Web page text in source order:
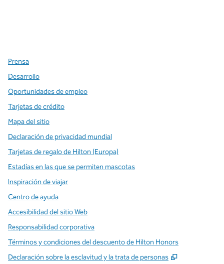
Prensa
Desarrollo
Oportunidades de empleo
Tarjetas de crédito
Mapa del sitio
Declaración de privacidad mundial
Tarjetas de regalo de Hilton (Europa)
Estadías en las que se permiten mascotas
Inspiración de viajar
Centro de ayuda
Accesibilidad del sitio Web
Responsabilidad corporativa
Términos y condiciones del descuento de Hilton Honors
Declaración sobre la esclavitud y la trata de personas
,